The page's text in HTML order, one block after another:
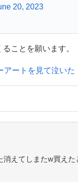
20, 2023
ことを願います。
アートを見て泣いた
えてしまたw買えた